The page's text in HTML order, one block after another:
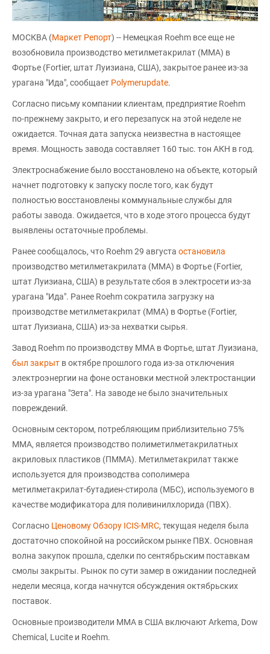
МОСКВА (Маркет Репорт) -- Немецкая Roehm все еще не
возобновила производство метилметакрилат (ММА) в
Фортье (Fortier, штат Луизиана, США), закрытое ранее из-за
урагана "Ида", сообщает Polymerupdate.
Согласно письму компании клиентам, предприятие Roehm
по-прежнему закрыто, и его перезапуск на этой неделе не
ожидается. Точная дата запуска неизвестна в настоящее
время. Мощность завода составляет 160 тыс. тон АКН в год.
Электроснабжение было восстановлено на объекте, который
начнет подготовку к запуску после того, как будут
полностью восстановлены коммунальные службы для
работы завода. Ожидается, что в ходе этого процесса будут
выявлены остаточные проблемы.
Ранее сообщалось, что Roehm 29 августа остановила
производство метилметакрилата (ММА) в Фортье (Fortier,
штат Луизиана, США) в результате сбоя в электросети из-за
урагана "Ида". Ранее Roehm сократила загрузку на
производстве метилметакрилат (ММА) в Фортье (Fortier,
штат Луизиана, США) из-за нехватки сырья.
Завод Roehm по производству MMA в Фортье, штат Луизиана,
был закрыт в октябре прошлого года из-за отключения
электроэнергии на фоне остановки местной электростанции
из-за урагана "Зета". На заводе не было значительных
повреждений.
Основным сектором, потребляющим приблизительно 75%
ММА, является производство полиметилметакрилатных
акриловых пластиков (ПММА). Метилметакрилат также
используется для производства сополимера
метилметакрилат-бутадиен-стирола (МБС), используемого в
качестве модификатора для поливинилхлорида (ПВХ).
Согласно Ценовому Обзору ICIS-MRC, текущая неделя была
достаточно спокойной на российском рынке ПВХ. Основная
волна закупок прошла, сделки по сентябрьским поставкам
смолы закрыты. Рынок по сути замер в ожидании последней
недели месяца, когда начнутся обсуждения октябрьских
поставок.
Основные производители ММА в США включают Arkema, Dow
Chemical, Lucite и Roehm.